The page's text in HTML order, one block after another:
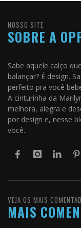
NOSSO SITE
SOBRE A
Sabe aquele calço
balançar? É design.
perfeito pra você
A cinturinha da
melhora, alegra e
por design e, nesse
você.
VEJA OS MAIS
MAIS